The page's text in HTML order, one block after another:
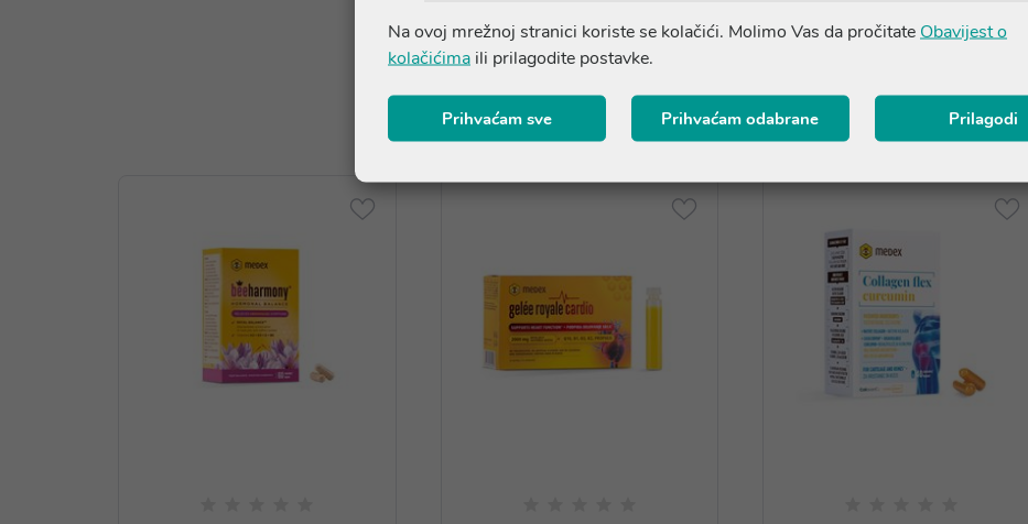
Proizvodi iz iste linije
Na ovoj mrežnoj stranici koriste se kolačići. Molimo Vas da pročitateObavijest o
kolačićima ili prilagodite postavke.
Prihvaćam sve Prihvaćam odabrane Prilagodi